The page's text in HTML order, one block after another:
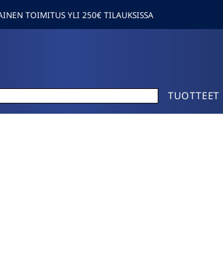
TOIMITUS YLI 250€ TILAUKSISSA
TUOTTEET